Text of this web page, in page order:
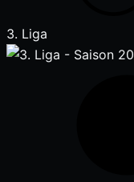
3. Liga